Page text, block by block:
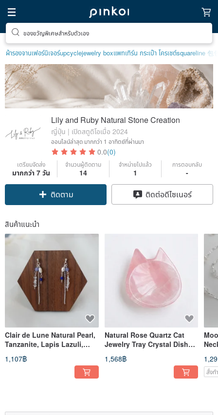
ตามหาไอเทมฮีลใจ
ผ้ารองจานเฟอร์นิเจอร์upcyclejewelry boxแพทเทิร์น กระเป๋า โครเชต์squareline 包
Lily and Ruby Natural Stone Creation
ญี่ปุ่น | เปิดสตูดิโอเมื่อ 2024
ออนไลน์ล่าสุด มากกว่า 1 อาทิตย์ที่ผ่านมา
0.0(0)
เตรียมจัดส่ง
มากกว่า 7 วัน
จำนวนผู้ติดตาม
14
จำหน่ายไปแล้ว
1
การตอบกลับ
-
ติดตาม ติดต่อดีไซเนอร์
สินค้าแนะนำ
Clair de Lune Natural Pearl,
Tanzanite, Lapis Lazuli,
Aquamarine & 925 Silver
Earrings
1,107฿
Natural Rose Quartz Cat
Jewelry Tray Crystal Dish
Gemstone Decor Healing
Pink
1,568฿
สั่งท